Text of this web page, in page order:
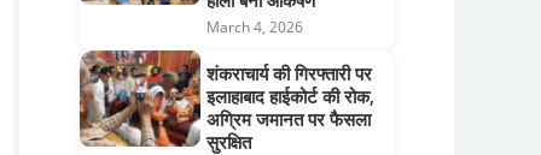
March 4, 2026
शंकराचार्य की गिरफ्तारी पर
इलाहाबाद हाईकोर्ट की रोक,
अग्रिम जमानत पर फैसला
सुरक्षित